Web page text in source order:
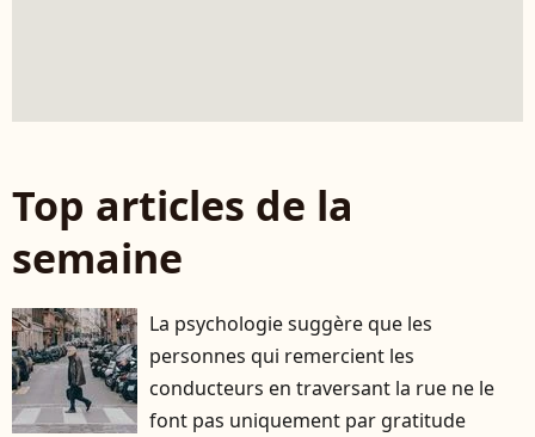
Top articles de la
semaine
La psychologie suggère que les
personnes qui remercient les
conducteurs en traversant la rue ne le
font pas uniquement par gratitude